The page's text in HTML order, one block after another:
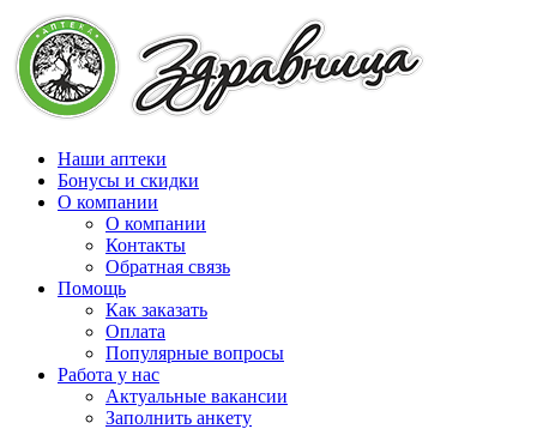
Наши аптеки
Бонусы и скидки
О компании
О компании
Контакты
Обратная связь
Помощь
Как заказать
Оплата
Популярные вопросы
Работа у нас
Актуальные вакансии
Заполнить анкету